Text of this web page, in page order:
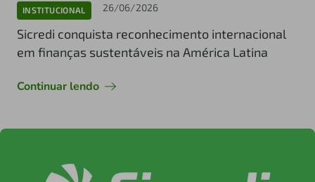
INSTITUCIONAL 26/06/2026
Sicredi conquista reconhecimento internacional
em finanças sustentáveis na América Latina
Continuar lendo